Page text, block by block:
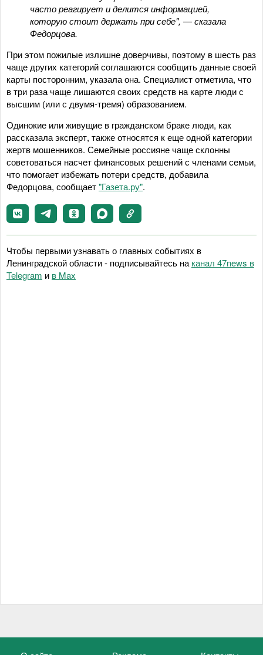
часто реагирует и делится информацией,
которую стоит держать при себе", — сказала
Федорцова.
При этом пожилые излишне доверчивы, поэтому в шесть раз
чаще других категорий соглашаются сообщить данные своей
карты посторонним, указала она. Специалист отметила, что
в три раза чаще лишаются своих средств на карте люди с
высшим (или с двумя-тремя) образованием.
Одинокие или живущие в гражданском браке люди, как
рассказала эксперт, также относятся к еще одной категории
жертв мошенников. Семейные россияне чаще склонны
советоваться насчет финансовых решений с членами семьи,
что помогает избежать потери средств, добавила
Федорцова, сообщает"Газета.ру".
Чтобы первыми узнавать о главных событиях в
Ленинградской области - подписывайтесь на канал 47news в
Telegram и в Maх